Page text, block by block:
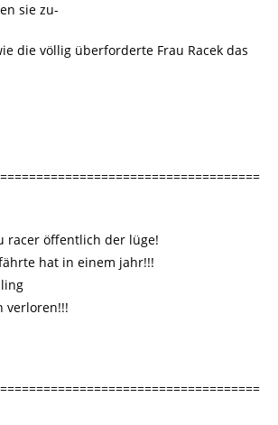
sie zu-
die völlig überforderte Frau Racek das
racer öffentlich der lüge!
hat in einem jahr!!!
verloren!!!